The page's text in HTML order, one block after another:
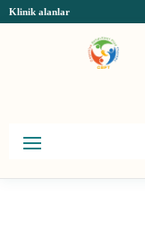
Klinik alanlar